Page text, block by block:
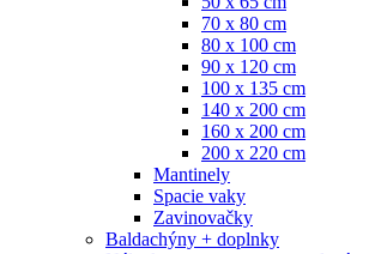
70 x 80 cm
80 x 100 cm
90 x 120 cm
100 x 135 cm
140 x 200 cm
160 x 200 cm
200 x 220 cm
Mantinely
Spacie vaky
Zavinovačky
Baldachýny + doplnky